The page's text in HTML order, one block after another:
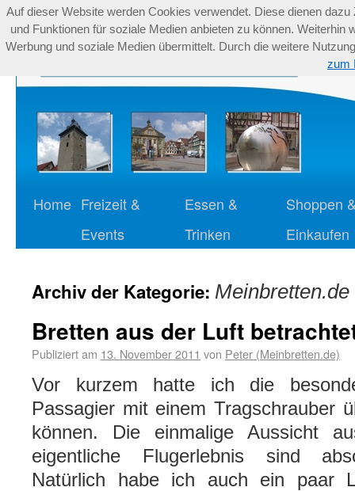
Home Freizeit &
Events
Essen &
Trinken
Shoppen
Einkaufen
Archiv der Kategorie: Meinbretten.de
Bretten aus der Luft
Publiziert am 13. November 2011 von Peter (Meinbretten.de)
Vor kurzem hatte ich die
Passagier mit einem Tragschrauber
können. Die einmalige Aussicht
eigentliche Flugerlebnis sind
Natürlich habe ich auch ein paar
Auf dieser Website werden Cookies verwendet. Diese dienen
und Funktionen für soziale Medien anbieten zu können.
Werbung und soziale Medien übermittelt. Durch die weitere
zum